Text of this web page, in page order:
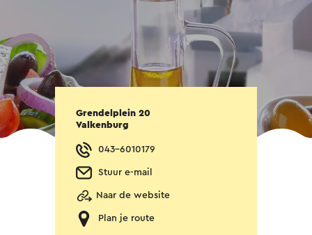
Grendelplein 20
Valkenburg
043-6010179
Stuur e-mail
Naar de website
Plan je route